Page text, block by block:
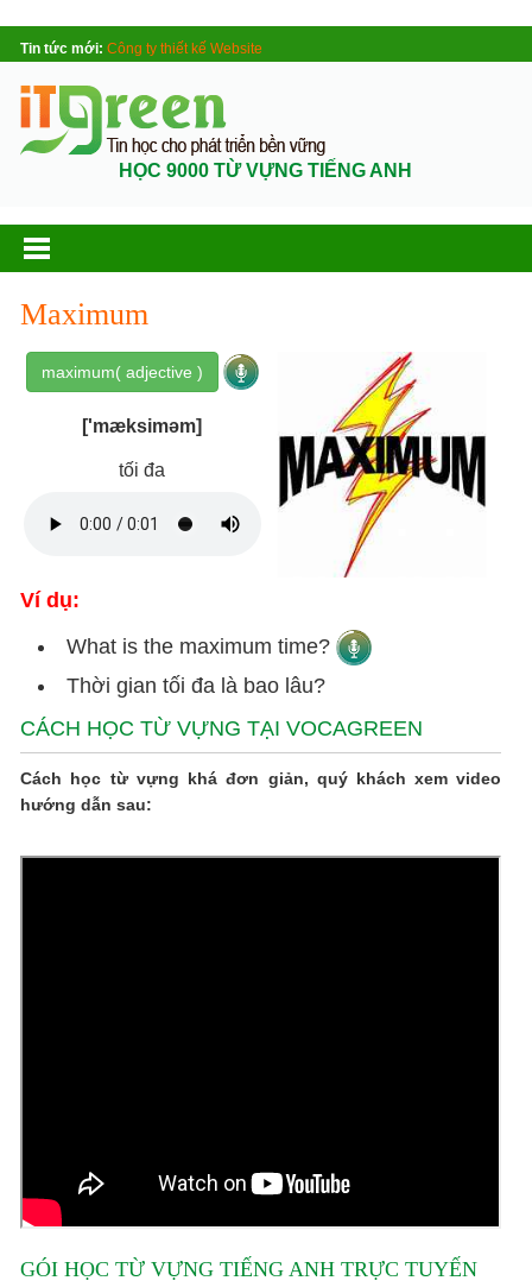
Tin tức mới: Công ty thiết kế Website
HỌC 9000 TỪ VỰNG TIẾNG ANH
Maximum
maximum( adjective )
['mæksiməm]
tối đa
Ví dụ:
What is the maximum time?
Thời gian tối đa là bao lâu?
CÁCH HỌC TỪ VỰNG TẠI VOCAGREEN
Cách học từ vựng khá đơn giản, quý khách xem video
hướng dẫn sau:
GÓI HỌC TỪ VỰNG TIẾNG ANH TRỰC TUYẾN